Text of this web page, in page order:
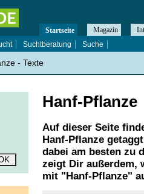
Hanf-Pflanze
Auf dieser Seite
Hanf-Pflanze
dabei am besten zu
zeigt Dir außerdem,
mit " Hanf-Pflanze"
Startseite Magazin
Suchtberatung Suche
- Texte